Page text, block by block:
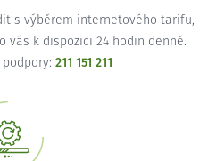
s výběrem internetového tarifu,
vás k dispozici 24 hodin denně.
podpory: 211 151 211